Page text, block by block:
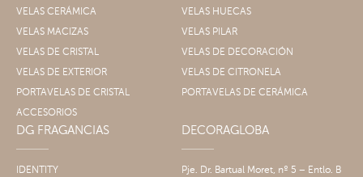
VELAS CERÁMICA
VELAS HUECAS
VELAS MACIZAS
VELAS PILAR
VELAS DE CRISTAL
VELAS DE DECORACIÓN
VELAS DE EXTERIOR
VELAS DE CITRONELA
PORTAVELAS DE CRISTAL
PORTAVELAS DE CERÁMICA
ACCESORIOS
DG FRAGANCIAS
IDENTITY
DECORAGLOBA
Pje. Dr. Bartual Moret, nº 5 – Entlo. B